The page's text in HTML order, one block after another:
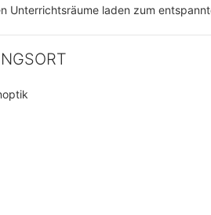
Unterrichtsräume laden zum